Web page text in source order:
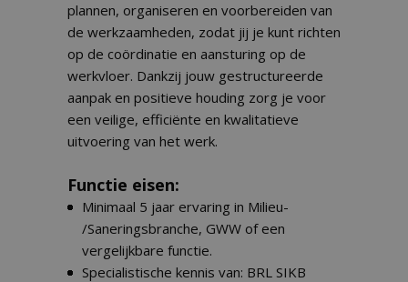
plannen, organiseren en voorbereiden van
de werkzaamheden, zodat jij je kunt richten
op de coördinatie en aansturing op de
werkvloer. Dankzij jouw gestructureerde
aanpak en positieve houding zorg je voor
een veilige, efficiënte en kwalitatieve
uitvoering van het werk.
Functie eisen:
Minimaal 5 jaar ervaring in Milieu-
/Saneringsbranche, GWW of een
vergelijkbare functie.
Specialistische kennis van: BRL SIKB